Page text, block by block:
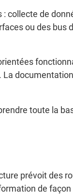
: collecte de
ou des bus
toute la
prévoit des
de